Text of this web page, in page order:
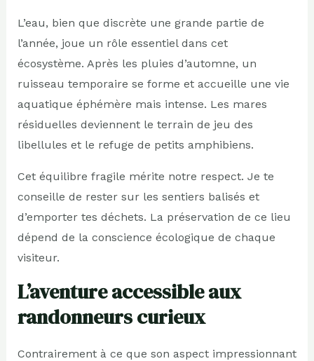
L’eau, bien que discrète une grande partie de
l’année, joue un rôle essentiel dans cet
écosystème. Après les pluies d’automne, un
ruisseau temporaire se forme et accueille une vie
aquatique éphémère mais intense. Les mares
résiduelles deviennent le terrain de jeu des
libellules et le refuge de petits amphibiens.
Cet équilibre fragile mérite notre respect. Je te
conseille de rester sur les sentiers balisés et
d’emporter tes déchets. La préservation de ce lieu
dépend de la conscience écologique de chaque
visiteur.
L’aventure accessible aux
randonneurs curieux
Contrairement à ce que son aspect impressionnant